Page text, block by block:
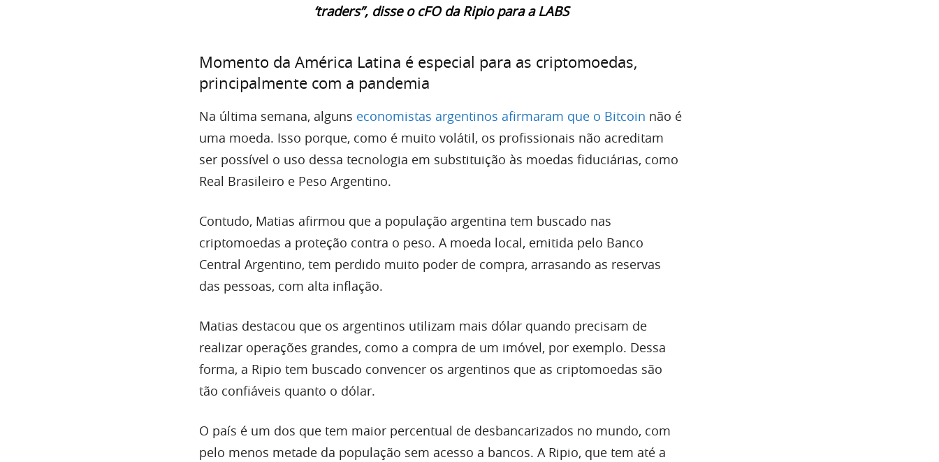
‘traders”, disse o cFO da Ripio para a LABS
Momento da América Latina é especial para as criptomoedas,
principalmente com a pandemia
Na última semana, alguns economistas argentinos afirmaram que o Bitcoin não é
uma moeda. Isso porque, como é muito volátil, os profissionais não acreditam
ser possível o uso dessa tecnologia em substituição às moedas fiduciárias, como
Real Brasileiro e Peso Argentino.
Contudo, Matias afirmou que a população argentina tem buscado nas
criptomoedas a proteção contra o peso. A moeda local, emitida pelo Banco
Central Argentino, tem perdido muito poder de compra, arrasando as reservas
das pessoas, com alta inflação.
Matias destacou que os argentinos utilizam mais dólar quando precisam de
realizar operações grandes, como a compra de um imóvel, por exemplo. Dessa
forma, a Ripio tem buscado convencer os argentinos que as criptomoedas são
tão confiáveis quanto o dólar.
O país é um dos que tem maior percentual de desbancarizados no mundo, com
pelo menos metade da população sem acesso a bancos. A Ripio, que tem até a